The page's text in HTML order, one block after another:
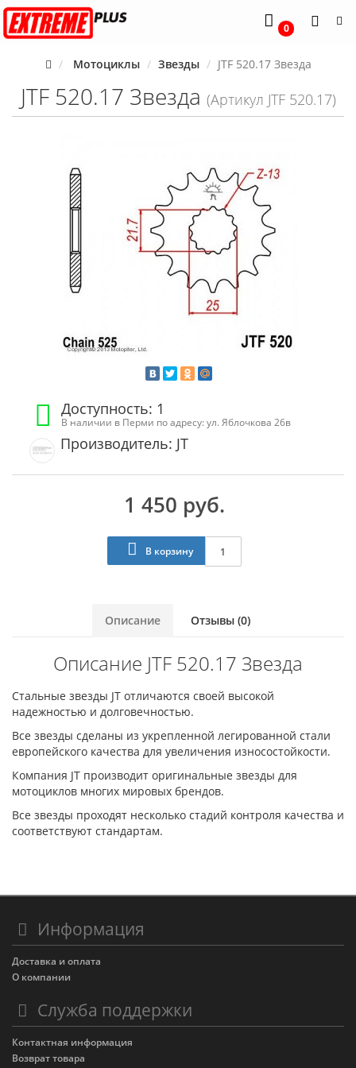
0
Мотоциклы Звезды JTF 520.17 Звезда
JTF 520.17 Звезда (Артикул JTF 520.17)
Доступность: 1
В наличии в Перми по адресу: ул. Яблочкова 26в
Производитель: JT
1 450 руб.
В корзину
Описание Отзывы (0)
Описание JTF 520.17 Звезда
Стальные звезды JT отличаются своей высокой
надежностью и долговечностью.
Все звезды сделаны из укрепленной легированной стали
европейского качества для увеличения износостойкости.
Компания JT производит оригинальные звезды для
мотоциклов многих мировых брендов.
Все звезды проходят несколько стадий контроля качества и
соответствуют стандартам.
Информация
Доставка и оплата
О компании
Служба поддержки
Контактная информация
Возврат товара